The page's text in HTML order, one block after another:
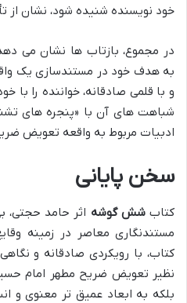
خود نویسنده شنیده شود، نشان از
در مجموع، بازتاب ها نشان می
به هدف خود در مستندسازی یک
و با قلمی صادقانه، خواننده را با
شباهت های آن با «پنجره های
ادبیات مربوط به واقعه تعویض
سخن پایانی
کتابشش گوشه اثر حامد حجتی،
مستندنگاری معاصر در زمینه
کتاب، با رویکردی صادقانه و
نظیر تعویض ضریح مطهر امام
بلکه به ابعاد عمیق تر معنوی و